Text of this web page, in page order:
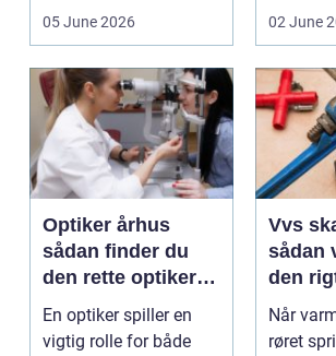
arbejdsgange ét sted. I
05 June 2026
mest
02 June
Optiker århus
sådan finder du
den rette optiker i
byen
En optiker spiller en
vigtig rolle for både
Vvs
sådan
den
Når
røret